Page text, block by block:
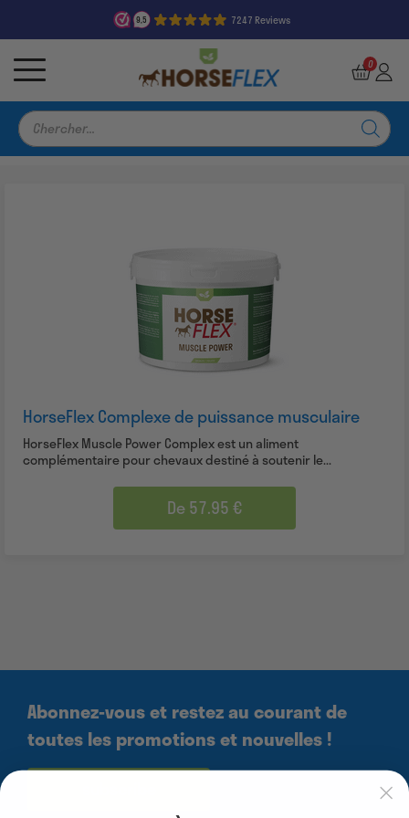
9,5 7247 Reviews
Recherche
de
produits
0
HorseFlex Complexe de puissance musculaire
HorseFlex Muscle Power Complex est un aliment
complémentaire pour chevaux destiné à soutenir le...
De 57.95 €
Abonnez-vous et restez au courant de
toutes les promotions et nouvelles !